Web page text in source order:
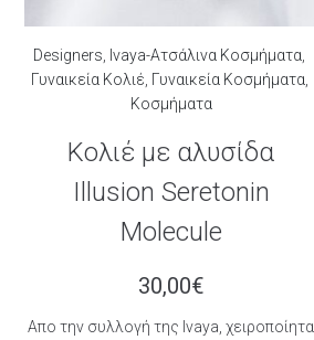
Designers Ivaya-Ατσάλινα Κοσμήματα
Γυναικεία Κολιέ Γυναικεία Κοσμήματα
Κοσμήματα
Κολιέ με αλυσίδα
Illusion Seretonin
Molecule
30,00€
Aπο την συλλογή της Ιvaya, χειροποίητα